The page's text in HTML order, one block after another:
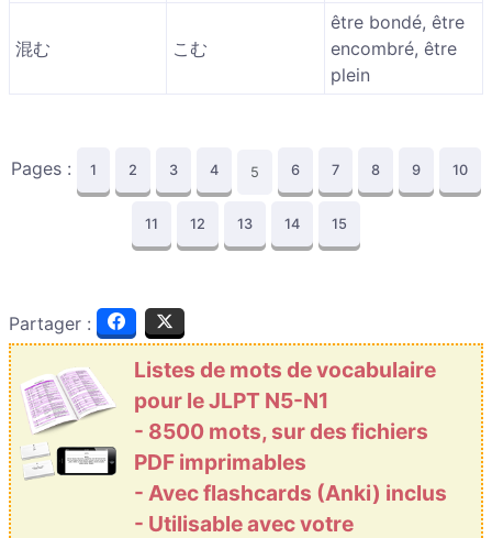
混む こむ
être bondé, être
encombré, être
plein
Pages : 1 2 3 4 5 6 7 8 9 10
11 12 13 14 15
Partager :
Listes de mots de vocabulaire
pour le JLPT N5-N1
- 8500 mots, sur des fichiers
PDF imprimables
- Avec flashcards (Anki) inclus
- Utilisable avec votre